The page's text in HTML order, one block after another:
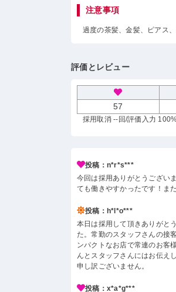
注意事項
過度の茶髪、金髪、ピアス
評価とレビュー
57
採用取消 --回/評価入力
投稿：n*r*s***
今回は採用ありがとうござい
ても働きやすかったです！ま
投稿：h*l*o***
本日は採用して頂きありがと
た。常勤のスタッフさんの接
ンパクトなお店で常連のお客
んとスタッフさんにはお伝え
申し訳ございません。
投稿：x*a*g***